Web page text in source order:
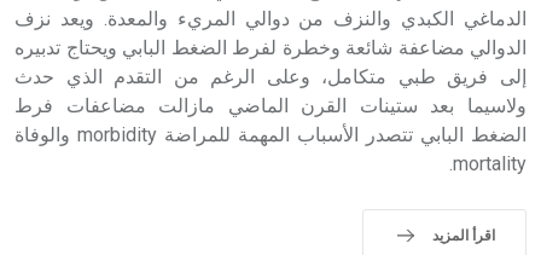
الدماغي الكبدي والنزف من دوالي المريء والمعدة. ويعد نزف
الدوالي مضاعفة شائعة وخطرة لفرط الضغط البابي ويحتاج تدبيره
إلى فريق طبي متكامل، وعلى الرغم من التقدم الذي حدث
ولاسيما بعد ستينات القرن الماضي مازالت مضاعفات فرط
الضغط البابي تتصدر الأسباب المهمة للمراضة morbidity والوفاة
mortality.
اقرأ المزيد